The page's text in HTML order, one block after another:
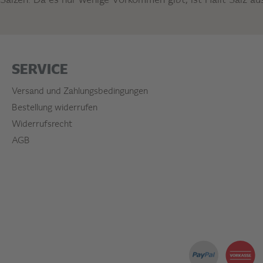
SERVICE
Versand und Zahlungsbedingungen
Bestellung widerrufen
Widerrufsrecht
AGB